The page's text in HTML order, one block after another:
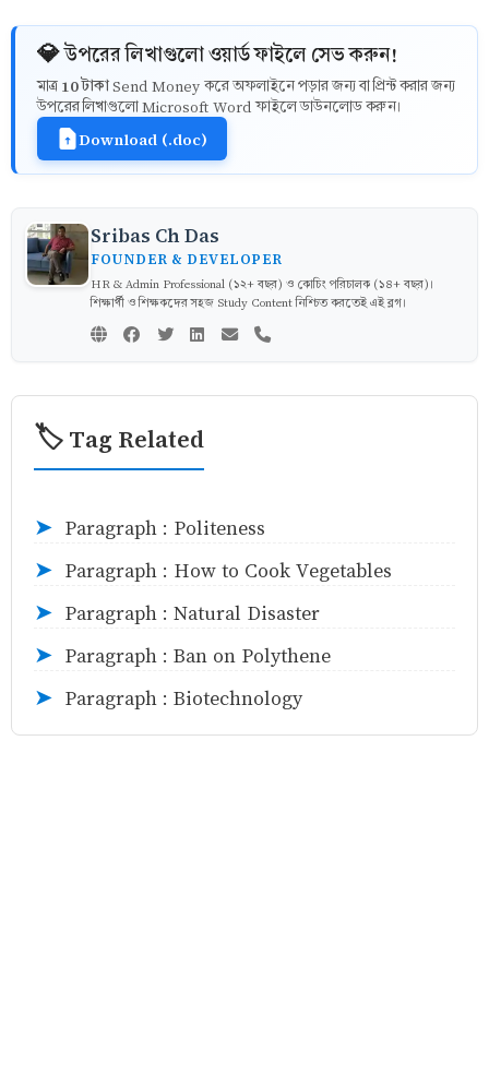
💎 উপরের লিখাগুলো ওয়ার্ড ফাইলে সেভ করুন!
মাত্র 10 টাকাSend Money করে অফলাইনে পড়ার জন্য বা প্রিন্ট করার জন্য
উপরের লিখাগুলো Microsoft Word ফাইলে ডাউনলোড করুন।
Download (.doc)
Sribas Ch Das
FOUNDER & DEVELOPER
HR & Admin Professional (১২+ বছর) ও কোচিং পরিচালক (১৪+ বছর)।
শিক্ষার্থী ও শিক্ষকদের সহজ Study Content নিশ্চিত করতেই এই ব্লগ।
🏷️ Tag Related
➤ Paragraph : Politeness
➤ Paragraph : How to Cook Vegetables
➤ Paragraph : Natural Disaster
➤ Paragraph : Ban on Polythene
➤ Paragraph : Biotechnology